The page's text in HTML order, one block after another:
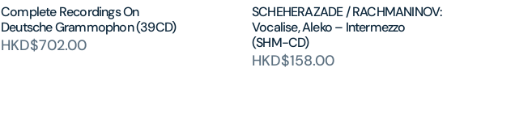
Complete Recordings On
Deutsche Grammophon (39CD)
HKD$702.00
SCHEHERAZADE / RACHMANINOV:
Vocalise, Aleko – Intermezzo
(SHM-CD)
HKD$158.00